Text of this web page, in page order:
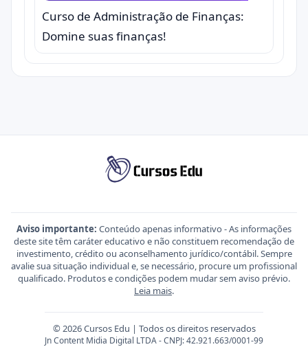
Curso de Administração de Finanças:
Domine suas finanças!
Aviso importante: Conteúdo apenas informativo - As informações
deste site têm caráter educativo e não constituem recomendação de
investimento, crédito ou aconselhamento jurídico/contábil. Sempre
avalie sua situação individual e, se necessário, procure um profissional
qualificado. Produtos e condições podem mudar sem aviso prévio.
Leia mais.
© 2026 Cursos Edu | Todos os direitos reservados
Jn Content Midia Digital LTDA - CNPJ: 42.921.663/0001-99